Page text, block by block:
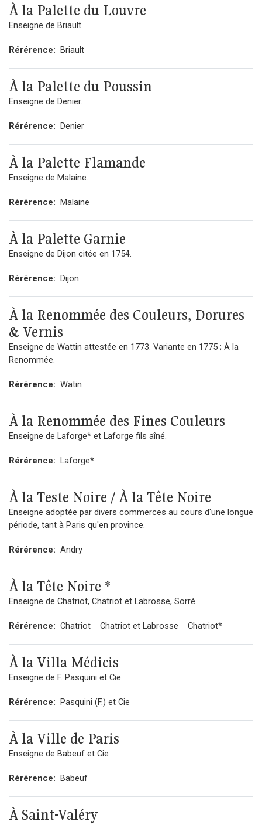
À la Palette du Louvre
Enseigne de Briault.
Rérérence: Briault
À la Palette du Poussin
Enseigne de Denier.
Rérérence: Denier
À la Palette Flamande
Enseigne de Malaine.
Rérérence: Malaine
À la Palette Garnie
Enseigne de Dijon citée en 1754.
Rérérence: Dijon
À la Renommée des Couleurs, Dorures
& Vernis
Enseigne de Wattin attestée en 1773. Variante en 1775 ; À la
Renommée.
Rérérence: Watin
À la Renommée des Fines Couleurs
Enseigne de Laforge* et Laforge fils aîné.
Rérérence: Laforge*
À la Teste Noire / À la Tête Noire
Enseigne adoptée par divers commerces au cours d'une longue
période, tant à Paris qu'en province.
Rérérence: Andry
À la Tête Noire *
Enseigne de Chatriot, Chatriot et Labrosse, Sorré.
Rérérence: Chatriot Chatriot et Labrosse Chatriot*
À la Villa Médicis
Enseigne de F. Pasquini et Cie.
Rérérence: Pasquini (F.) et Cie
À la Ville de Paris
Enseigne de Babeuf et Cie
Rérérence: Babeuf
À Saint-Valéry